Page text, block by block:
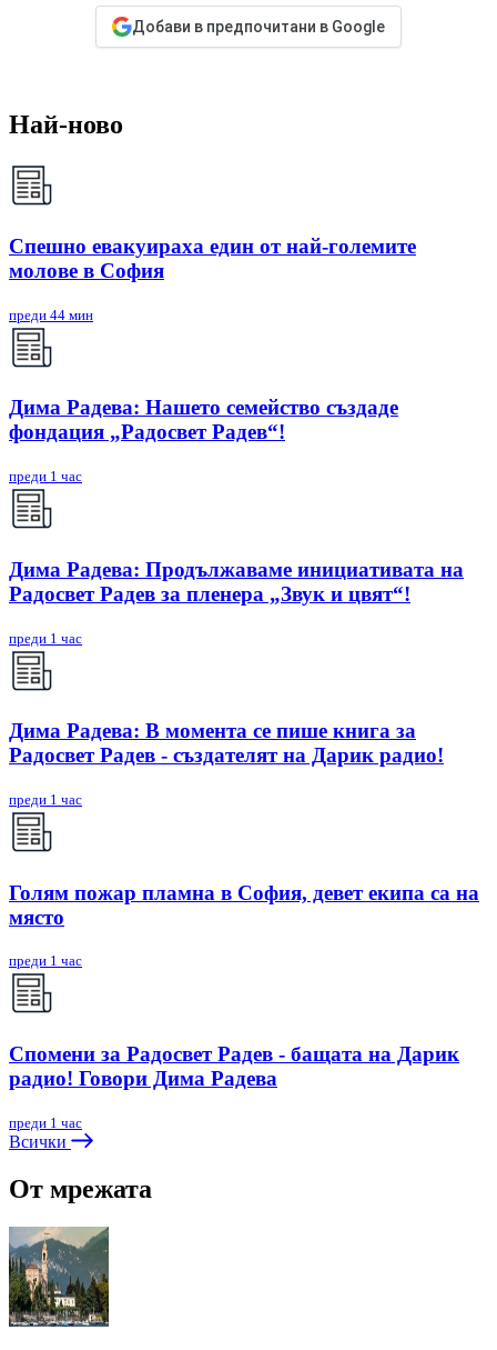
Добави в предпочитани в Google
Най-ново
Спешно евакуираха един от най-големите
молове в София
преди 44 мин
Дима Радева: Нашето семейство създаде
фондация „Радосвет Радев“!
преди 1 час
Дима Радева: Продължаваме инициативата на
Радосвет Радев за пленера „Звук и цвят“!
преди 1 час
Дима Радева: В момента се пише книга за
Радосвет Радев - създателят на Дарик радио!
преди 1 час
Голям пожар пламна в София, девет екипа са на
място
преди 1 час
Спомени за Радосвет Радев - бащата на Дарик
радио! Говори Дима Радева
преди 1 час
Всички
От мрежата